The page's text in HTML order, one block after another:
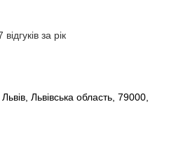
за рік
Львівська область, 79000,